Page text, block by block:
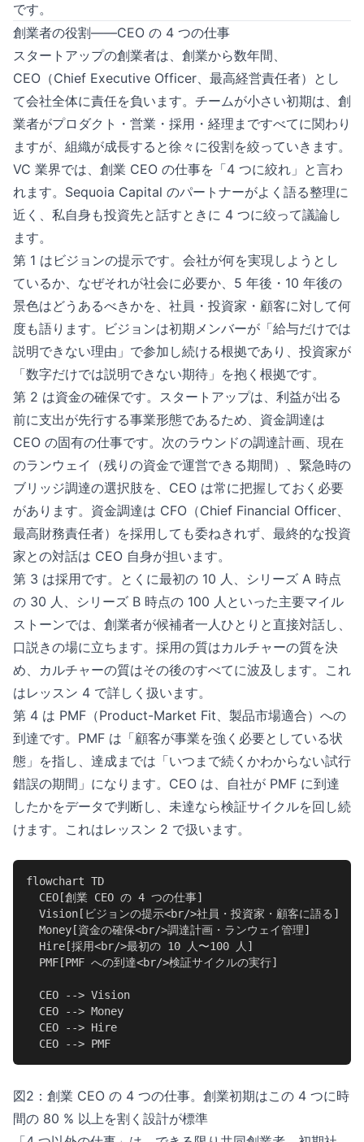
です。
創業者の役割——CEO の 4 つの仕事
スタートアップの創業者は、創業から数年間、
CEO（Chief Executive Officer、最高経営責任者）とし
て会社全体に責任を負います。チームが小さい初期は、創
業者がプロダクト・営業・採用・経理まですべてに関わり
ますが、組織が成長すると徐々に役割を絞っていきます。
VC 業界では、創業 CEO の仕事を「4 つに絞れ」と言わ
れます。Sequoia Capital のパートナーがよく語る整理に
近く、私自身も投資先と話すときに 4 つに絞って議論し
ます。
第 1 はビジョンの提示です。会社が何を実現しようとし
ているか、なぜそれが社会に必要か、5 年後・10 年後の
景色はどうあるべきかを、社員・投資家・顧客に対して何
度も語ります。ビジョンは初期メンバーが「給与だけでは
説明できない理由」で参加し続ける根拠であり、投資家が
「数字だけでは説明できない期待」を抱く根拠です。
第 2 は資金の確保です。スタートアップは、利益が出る
前に支出が先行する事業形態であるため、資金調達は
CEO の固有の仕事です。次のラウンドの調達計画、現在
のランウェイ（残りの資金で運営できる期間）、緊急時の
ブリッジ調達の選択肢を、CEO は常に把握しておく必要
があります。資金調達は CFO（Chief Financial Officer、
最高財務責任者）を採用しても委ねきれず、最終的な投資
家との対話は CEO 自身が担います。
第 3 は採用です。とくに最初の 10 人、シリーズ A 時点
の 30 人、シリーズ B 時点の 100 人といった主要マイル
ストーンでは、創業者が候補者一人ひとりと直接対話し、
口説きの場に立ちます。採用の質はカルチャーの質を決
め、カルチャーの質はその後のすべてに波及します。これ
はレッスン 4 で詳しく扱います。
第 4 は PMF（Product-Market Fit、製品市場適合）への
到達です。PMF は「顧客が事業を強く必要としている状
態」を指し、達成までは「いつまで続くかわからない試行
錯誤の期間」になります。CEO は、自社が PMF に到達
したかをデータで判断し、未達なら検証サイクルを回し続
けます。これはレッスン 2 で扱います。
flowchart TD
  CEO[創業 CEO の 4 つの仕事]
  Vision[ビジョンの提示<br/>社員・投資家・顧客に語る]
  Money[資金の確保<br/>調達計画・ランウェイ管理]
  Hire[採用<br/>最初の 10 人〜100 人]
  PMF[PMF への到達<br/>検証サイクルの実行]
  CEO --> Vision
  CEO --> Money
  CEO --> Hire
  CEO --> PMF
図2：創業 CEO の 4 つの仕事。創業初期はこの 4 つに時
間の 80 % 以上を割く設計が標準